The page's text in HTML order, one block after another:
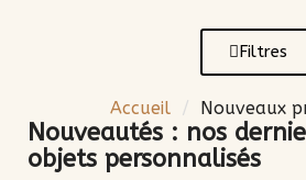
Filtres
Accueil Nouveaux
Nouveautés : nos
objets personnalisés